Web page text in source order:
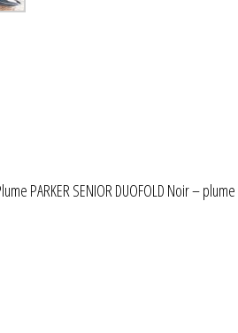
PARKER SENIOR DUOFOLD Noir –